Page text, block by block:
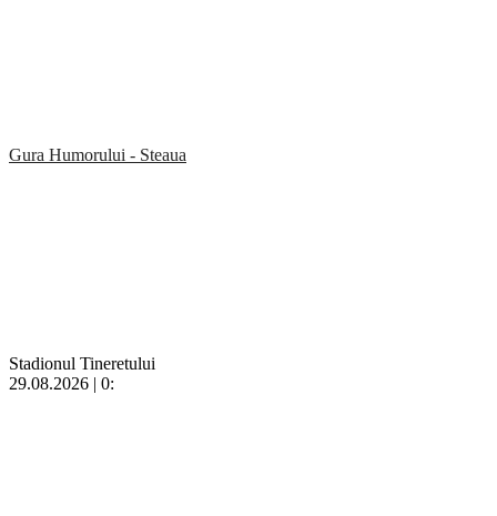
Gura Humorului - Steaua
Stadionul Tineretului
29.08.2026 | 0: